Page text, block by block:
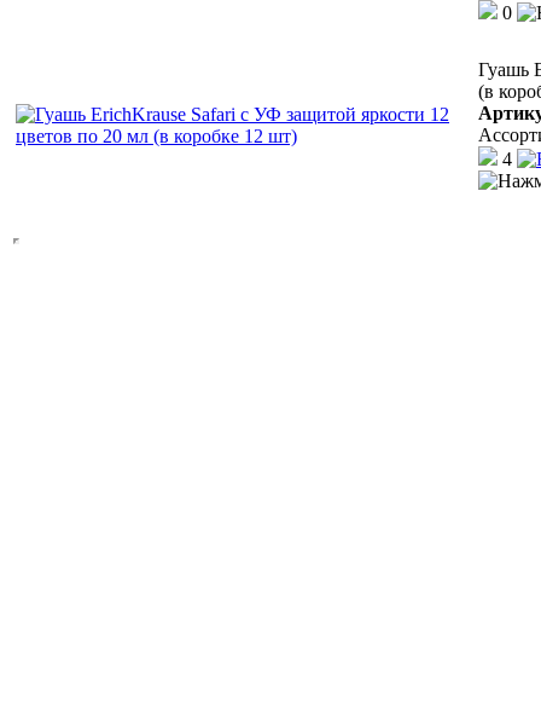
0
Гуашь
(в
4